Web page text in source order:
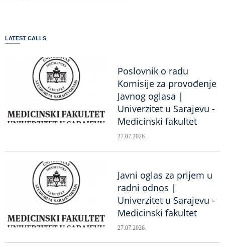
LATEST CALLS
Poslovnik o radu
Komisije za provođenje
Javnog oglasa |
Univerzitet u Sarajevu -
Medicinski fakultet
27.07.2026.
Javni oglas za prijem u
radni odnos |
Univerzitet u Sarajevu -
Medicinski fakultet
27.07.2026.